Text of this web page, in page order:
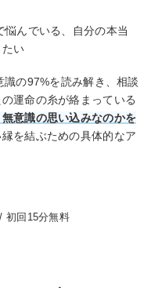
悩んでいる、自分の本当
い
識の97%を読み解き、相談
運命の糸が絡まっている
意識の思い込みなのかを
を結ぶための具体的なア
初回15分無料